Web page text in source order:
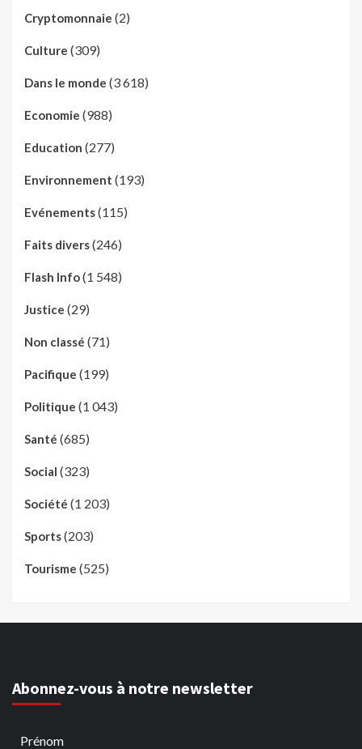
Cryptomonnaie (2)
Culture (309)
Dans le monde (3 618)
Economie (988)
Education (277)
Environnement (193)
Evénements(115)
Faits divers(246)
Flash Info(1 548)
Justice (29)
Non classé (71)
Pacifique (199)
Politique (1 043)
Santé (685)
Social (323)
Société (1 203)
Sports(203)
Tourisme (525)
Abonnez-vous à notre newsletter
Prénom